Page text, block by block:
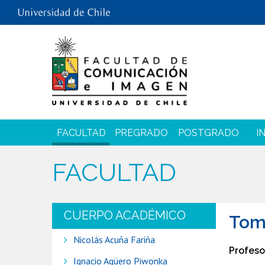
FACULTAD PREGRADO POSTGRADO
FACULTAD
CUERPO ACADÉMICO
Nicolás Acuña Fariña
Ignacio Agüero Piwonka